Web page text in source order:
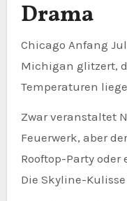
Drama
Chicago Anfang
Michigan glitzert,
Temperaturen
Zwar veranstaltet
Feuerwerk, aber
Rooftop-Party oder
Die Skyline-